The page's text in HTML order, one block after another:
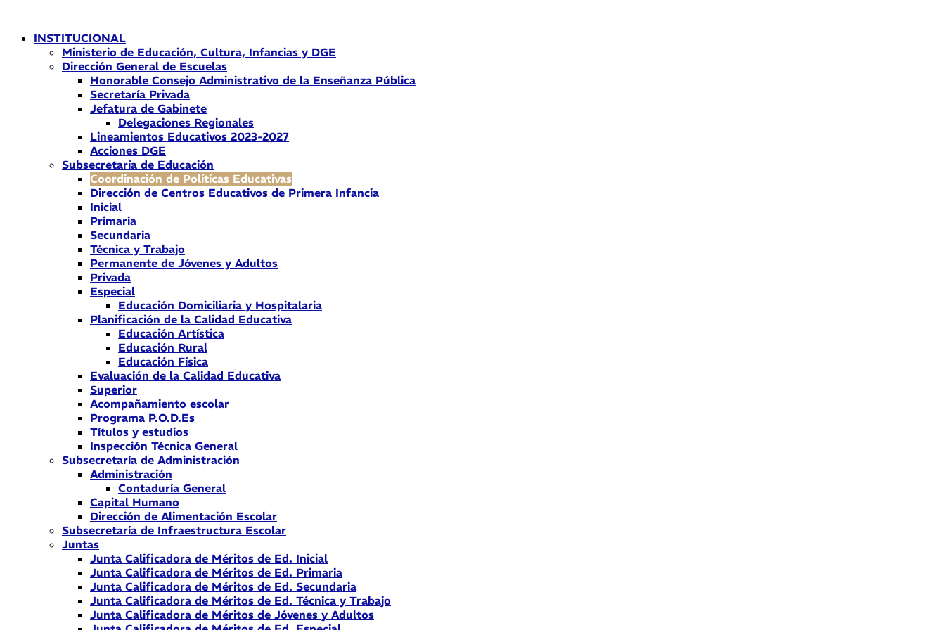
contenidoINSTITUCIONAL
Ministerio de Educación, Cultura, Infancias y DGE
Dirección General de Escuelas
Honorable Consejo Administrativo de la Enseñanza Pública
Secretaría Privada
Jefatura de Gabinete
Delegaciones Regionales
Lineamientos Educativos 2023-2027
Acciones DGE
Subsecretaría de Educación
Coordinación de Políticas Educativas
Dirección de Centros Educativos de Primera Infancia
Inicial
Primaria
Secundaria
Técnica y Trabajo
Permanente de Jóvenes y Adultos
Privada
Especial
Educación Domiciliaria y Hospitalaria
Planificación de la Calidad Educativa
Educación Artística
Educación Rural
Educación Física
Evaluación de la Calidad Educativa
Superior
Acompañamiento escolar
Programa P.O.D.Es
Títulos y estudios
Inspección Técnica General
Subsecretaría de Administración
Administración
Contaduría General
Capital Humano
Dirección de Alimentación Escolar
Subsecretaría de Infraestructura Escolar
Juntas
Junta Calificadora de Méritos de Ed. Inicial
Junta Calificadora de Méritos de Ed. Primaria
Junta Calificadora de Méritos de Ed. Secundaria
Junta Calificadora de Méritos de Ed. Técnica y Trabajo
Junta Calificadora de Méritos de Jóvenes y Adultos